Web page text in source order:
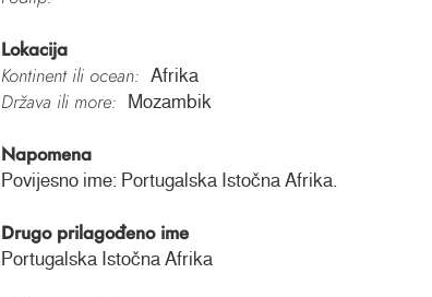
Lokacija
Kontinent ili ocean:
Afrika
Država ili more: Mozambik
Napomena
Povijesno ime: Portugalska Istočna Afrika.
Drugo prilagođeno ime
Portugalska Istočna Afrika